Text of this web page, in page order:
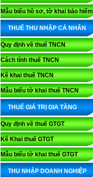
Mẫu biểu hồ sơ, tờ khai bảo hiểm
THUẾ THU NHẬP CÁ NHÂN
Quy định về thuế TNCN
Cách tính thuế TNCN
Kê khai thuế TNCN
Mẫu biểu tờ khai thuế TNCN
THUẾ GIÁ TRỊ GIA TĂNG
Quy định về thuế GTGT
Kê Khai thuế GTGT
Mẫu biểu tờ khai thuế GTGT
THU NHẬP DOANH NGHIỆP